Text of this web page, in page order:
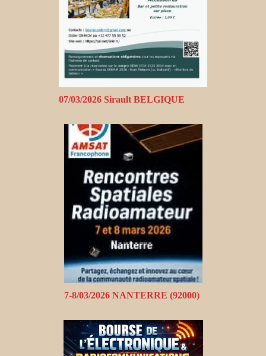
07/03/2026 Sirault BELGIQUE
7-8/03/2026 NANTERRE (92000)